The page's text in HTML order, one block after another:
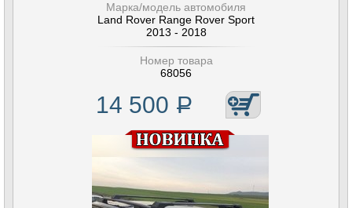
Марка/модель автомобиля
Land Rover Range Rover Sport
2013 - 2018
Номер товара
68056
14 500 Р